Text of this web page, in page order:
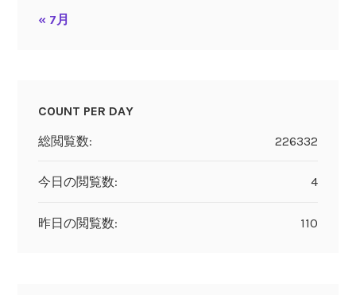
« 7月
COUNT PER DAY
226332
総閲覧数:
4
今日の閲覧数:
110
昨日の閲覧数: